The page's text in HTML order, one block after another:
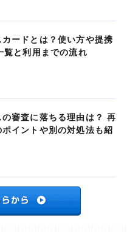
カードとは？使い方や提携
覧と利用までの流れ
の審査に落ちる理由は？ 再
イントや別の対処法も紹